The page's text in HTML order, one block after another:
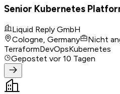
Senior Kubernetes
Liquid Reply GmbH
Cologne, Germany
Nicht
TerraformDevOpsKubernetes
Gepostet vor 10 Tagen